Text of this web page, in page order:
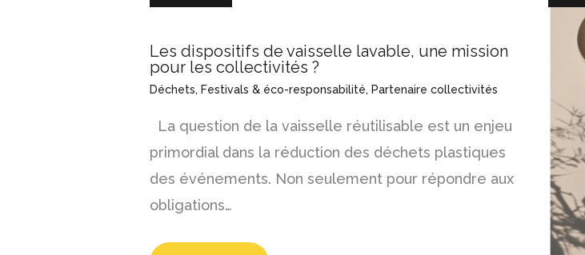
Les dispositifs de vaisselle lavable, une mission
pour les collectivités ?
Déchets, Festivals & éco-responsabilité, Partenaire collectivités
La question de la vaisselle réutilisable est un enjeu
primordial dans la réduction des déchets plastiques
des événements. Non seulement pour répondre aux
obligations…